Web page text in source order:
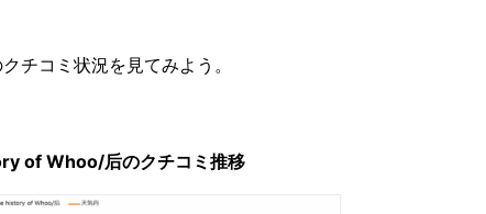
チコミ状況を見てみよう。
of Whoo/后のクチコミ推移